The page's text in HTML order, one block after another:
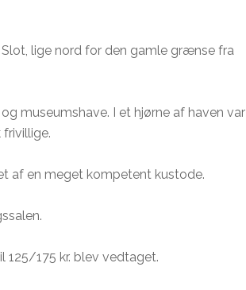
lige nord for den gamle grænse fra
museumshave. I et hjørne af haven var
af en meget kompetent kustode.
125/175 kr. blev vedtaget.